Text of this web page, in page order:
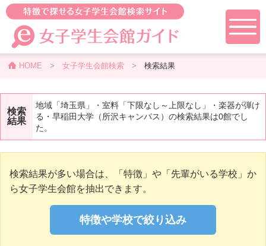
HOME > 女子学生会館検索> 検索結果
検索
結果
地域「埼玉県」・室料「下限なし～上限なし」・楽器が弾け
る・早稲田大学（所沢キャンパス）の検索結果は0館でし
た。
検索結果が多い場合は、「特徴」や「先輩がいる学校」か
ら女子学生会館を抽出できます。